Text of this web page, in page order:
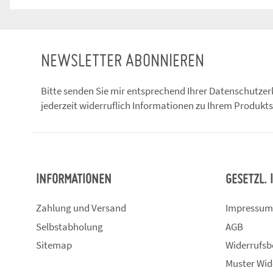
NEWSLETTER ABONNIEREN
Bitte senden Sie mir entsprechend Ihrer
jederzeit widerruflich Informationen zu Ihrem
INFORMATIONEN
Zahlung und Versand
Selbstabholung
Sitemap
GESETZL.
Impressum
AGB
Muster